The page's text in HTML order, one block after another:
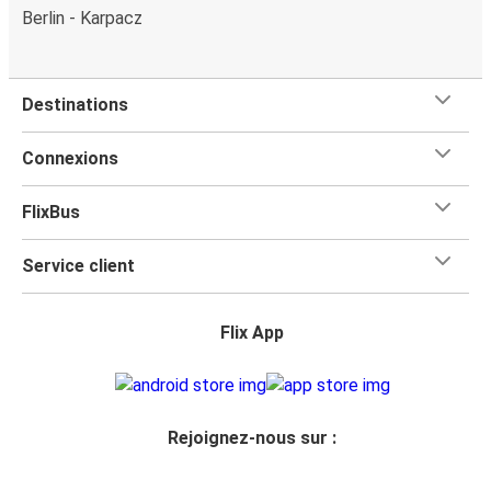
Berlin - Karpacz
Destinations
Connexions
FlixBus
Service client
Flix App
Rejoignez-nous sur :